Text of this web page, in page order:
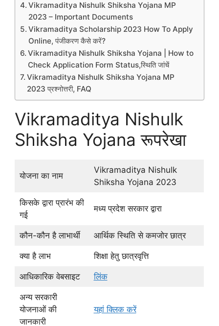
Vikramaditya Nishulk Shiksha Yojana MP
2023 – Important Documents
Vikramaditya Scholarship 2023 How To Apply
Online, पंजीकरण कैसे करें?
Vikramaditya Nishulk Shiksha Yojana | How to
Check Application Form Status,स्थिति जांचें
Vikramaditya Nishulk Shiksha Yojana MP
2023 प्रश्नोत्तरी, FAQ
Vikramaditya Nishulk
Shiksha Yojana रूपरेखा
योजना का नाम
Vikramaditya Nishulk
Shiksha Yojana 2023
किसके द्वारा प्रारंभ की
गई
मध्य प्रदेश सरकार द्वारा
कौन-कौन है लाभार्थी आर्थिक स्थिति से कमजोर छात्र
क्या है लाभ शिक्षा हेतु छात्रवृत्ति
आधिकारिक वेबसाइट लिंक
अन्य सरकारी
योजनाओं की
जानकारी
यहां क्लिक करें